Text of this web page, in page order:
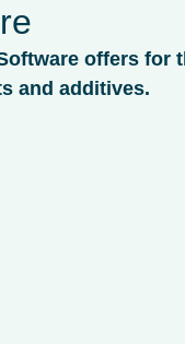
offers for
and additives.